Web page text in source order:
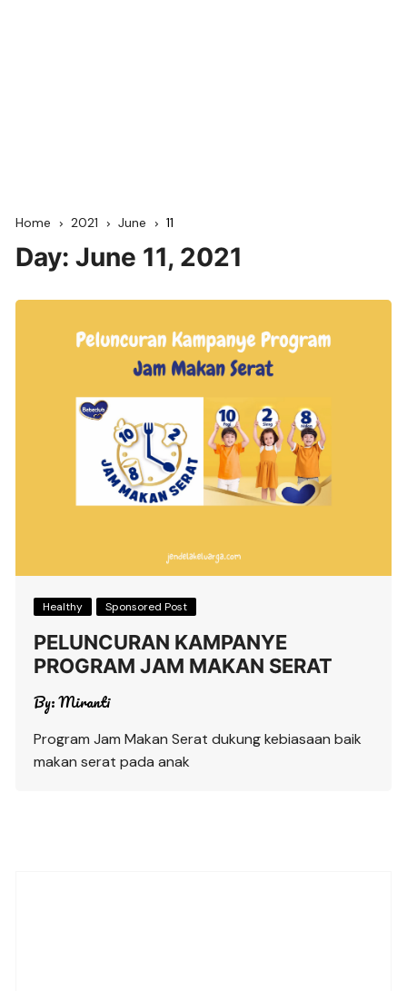
Home 2021 June 11
Day:June 11, 2021
Healthy Sponsored Post
PELUNCURAN KAMPANYE
PROGRAM JAM MAKAN SERAT
By:Miranti
Program Jam Makan Serat dukung kebiasaan baik
makan serat pada anak